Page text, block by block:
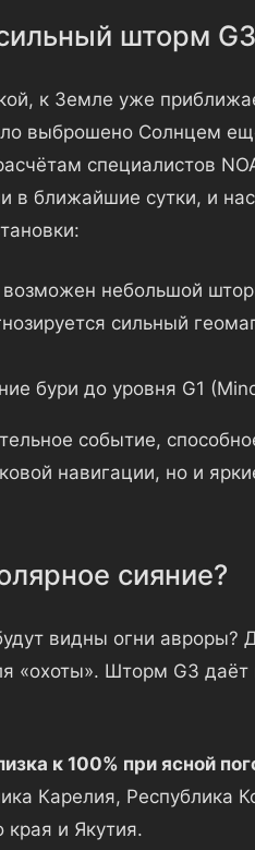
шторм
к Земле уже
выброшено Солнцем
специалистов
в ближайшие сутки, и
небольшой
сильный
бури до уровня G1
событие,
навигации, но и
сияние?
видны огни авроры?
«охоты». Шторм G3
к 100% при ясной
Карелия, Республика
края и Якутия.